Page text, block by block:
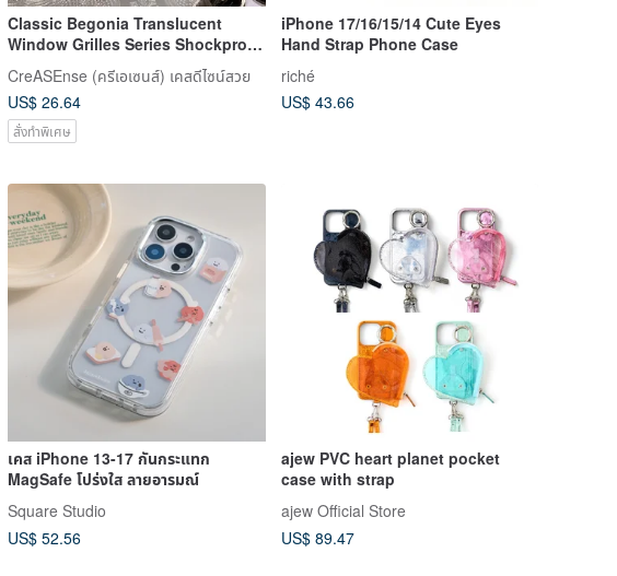
Classic Begonia Translucent
Window Grilles Series Shockproof
CreASEnse (ครีเอเซนส์) เคสดีไซน์สวย
US$ 26.64
สั่งทำพิเศษ
iPhone 17/16/15/14 Cute Eyes
Hand Strap Phone Case
riché
US$ 43.66
เคส iPhone 13-17 กันกระแทก
MagSafe โปร่งใส ลายอารมณ์
Square Studio
US$ 52.56
ajew PVC heart planet pocket
case with strap
ajew Official Store
US$ 89.47